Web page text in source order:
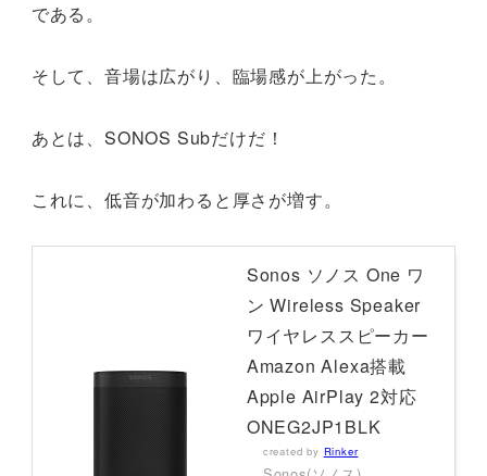
である。
そして、音場は広がり、臨場感が上がった。
あとは、SONOS Subだけだ！
これに、低音が加わると厚さが増す。
Sonos ソノス One ワ
ン Wireless Speaker
ワイヤレススピーカー
Amazon Alexa搭載
Apple AirPlay 2対応
ONEG2JP1BLK
created by Rinker